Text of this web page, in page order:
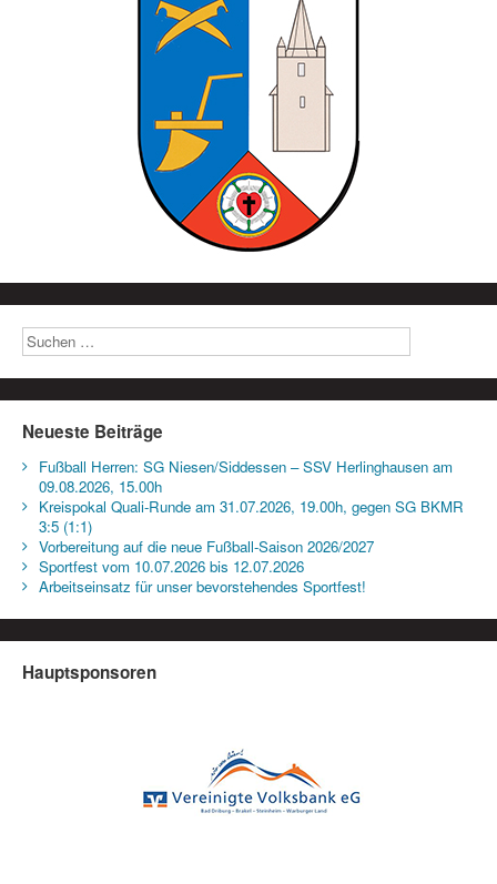
Neueste Beiträge
Fußball Herren: SG Niesen/Siddessen – SSV Herlinghausen am
09.08.2026, 15.00h
Kreispokal Quali-Runde am 31.07.2026, 19.00h, gegen SG BKMR
3:5 (1:1)
Vorbereitung auf die neue Fußball-Saison 2026/2027
Sportfest vom 10.07.2026 bis 12.07.2026
Arbeitseinsatz für unser bevorstehendes Sportfest!
Hauptsponsoren